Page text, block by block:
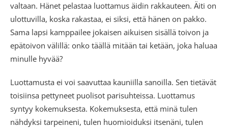
valtaan. Hänet pelastaa luottamus äidin rakkauteen. Äiti on
ulottuvilla, koska rakastaa, ei siksi, että hänen on pakko.
Sama lapsi kamppailee jokaisen aikuisen sisällä toivon ja
epätoivon välillä: onko täällä mitään tai ketään, joka haluaa
minulle hyvää?
Luottamusta ei voi saavuttaa kauniilla sanoilla. Sen tietävät
toisiinsa pettyneet puolisot parisuhteissa. Luottamus
syntyy kokemuksesta. Kokemuksesta, että minä tulen
nähdyksi tarpeineni, tulen huomioiduksi itsenäni, tulen